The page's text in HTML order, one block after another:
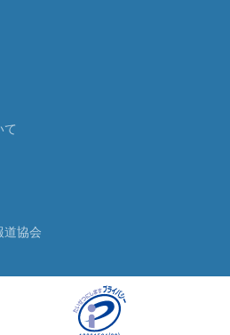
て
道協会